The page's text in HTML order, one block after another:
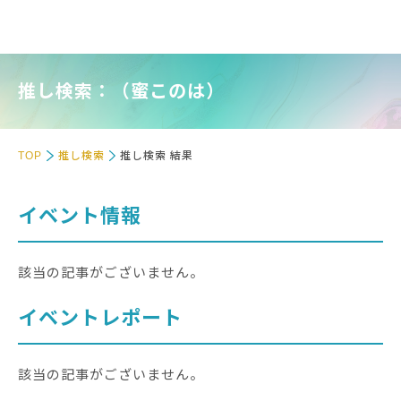
推し検索：（蜜このは）
TOP 推し検索 推し検索 結果
イベント情報
該当の記事がございません。
イベントレポート
該当の記事がございません。